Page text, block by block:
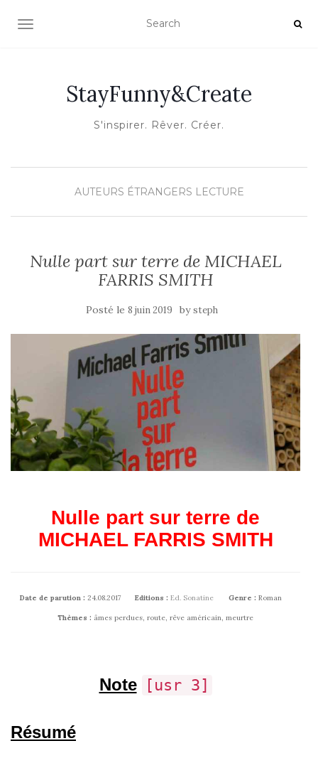
OUVRIR/FERMER LA NAVIGATION
StayFunny&Create
S'inspirer. Rêver. Créer.
AUTEURS ÉTRANGERS LECTURE
Nulle part sur terre de MICHAEL
FARRIS SMITH
Posté le 8 juin 2019 bysteph
Nulle part sur terre de
MICHAEL FARRIS SMITH
Date de parution : 24.08.2017 Editions : Ed. Sonatine Genre : Roman
Thèmes : âmes perdues, route, rêve américain, meurtre
Note [usr 3]
Résumé